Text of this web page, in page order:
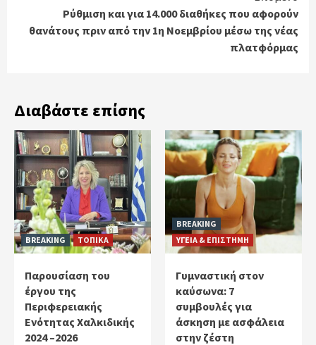
Ρύθμιση και για 14.000 διαθήκες που αφορούν
θανάτους πριν από την 1η Νοεμβρίου μέσω της νέας
πλατφόρμας
Διαβάστε επίσης
BREAKING ΤΟΠΙΚΑ
Παρουσίαση του
έργου της
Περιφερειακής
Ενότητας Χαλκιδικής
2024 –2026
BREAKING
ΥΓΕΙΑ & ΕΠΙΣΤΗΜΗ
Γυμναστική στον
καύσωνα: 7
συμβουλές για
άσκηση με ασφάλεια
στην ζέστη